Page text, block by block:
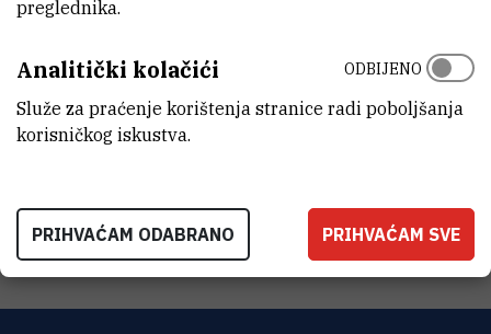
Asimetrična kataliza
preglednika.
Analitički kolačići
Služe za praćenje korištenja stranice radi poboljšanja
korisničkog iskustva.
ODBIJENO
PRIHVAĆAM ODABRANO PRIHVAĆAM SVE